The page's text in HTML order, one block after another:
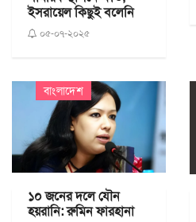
ইসরায়েল কিছুই বলেনি
০৫-০৭-২০২৫
বাংলাদেশ
১০ জনের দলে যৌন
হয়রানি: রুমিন ফারহানা